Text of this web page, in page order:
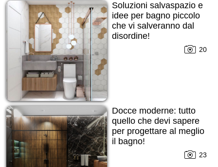
Soluzioni salvaspazio e
idee per bagno piccolo
che vi salveranno dal
disordine!
20
Docce moderne: tutto
quello che devi sapere
per progettare al meglio
il bagno!
23